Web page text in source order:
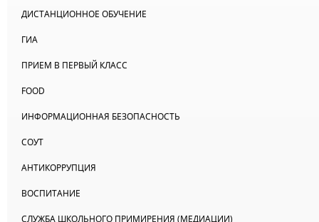
ДИСТАНЦИОННОЕ ОБУЧЕНИЕ
ГИА
ПРИЕМ В ПЕРВЫЙ КЛАСС
FOOD
ИНФОРМАЦИОННАЯ БЕЗОПАСНОСТЬ
СОУТ
АНТИКОРРУПЦИЯ
ВОСПИТАНИЕ
СЛУЖБА ШКОЛЬНОГО ПРИМИРЕНИЯ (МЕДИАЦИИ)